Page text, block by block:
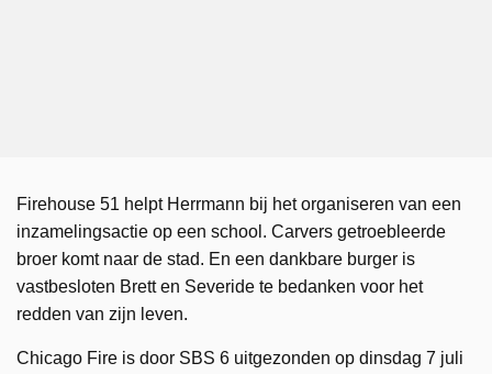
Firehouse 51 helpt Herrmann bij het organiseren van een
inzamelingsactie op een school. Carvers getroebleerde
broer komt naar de stad. En een dankbare burger is
vastbesloten Brett en Severide te bedanken voor het
redden van zijn leven.
Chicago Fire is door SBS 6 uitgezonden op dinsdag 7 juli